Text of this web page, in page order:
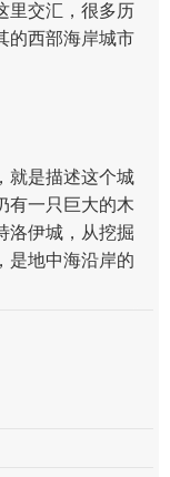
里交汇，很多历
的西部海岸城市
就是描述这个城
有一只巨大的木
洛伊城，从挖掘
是地中海沿岸的